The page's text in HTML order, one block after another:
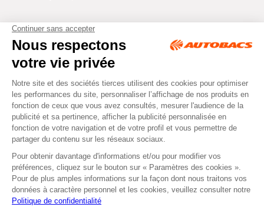
Tous droits réservés © Autobacs
Mentions légales RGPD
Cookies CGV